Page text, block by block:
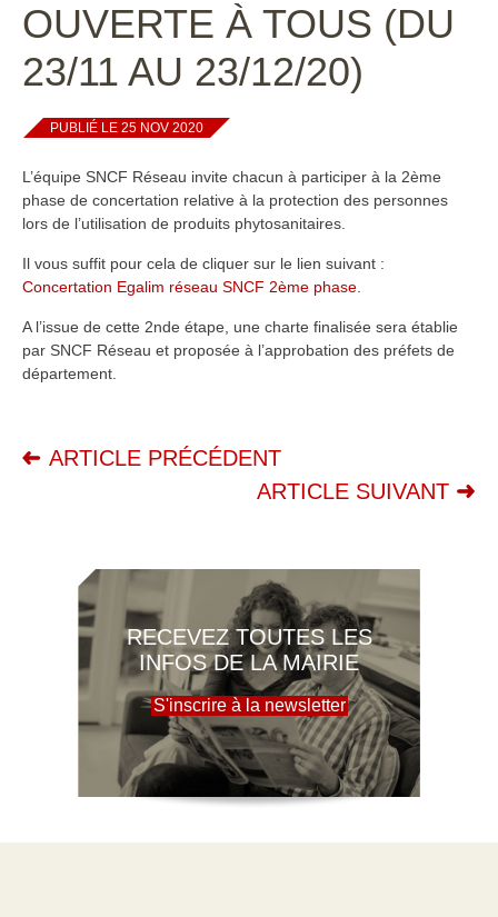
OUVERTE À TOUS (DU
23/11 AU 23/12/20)
PUBLIÉ LE 25 NOV 2020
L’équipe SNCF Réseau invite chacun à participer à la 2ème
phase de concertation relative à la protection des personnes
lors de l’utilisation de produits phytosanitaires.
Il vous suffit pour cela de cliquer sur le lien suivant :
Concertation Egalim réseau SNCF 2ème phase
A l’issue de cette 2nde étape, une charte finalisée sera établie
par SNCF Réseau et proposée à l’approbation des préfets de
département.
ARTICLE PRÉCÉDENT
ARTICLE SUIVANT
RECEVEZ TOUTES LES
INFOS DE LA MAIRIE
S'inscrire à la newsletter